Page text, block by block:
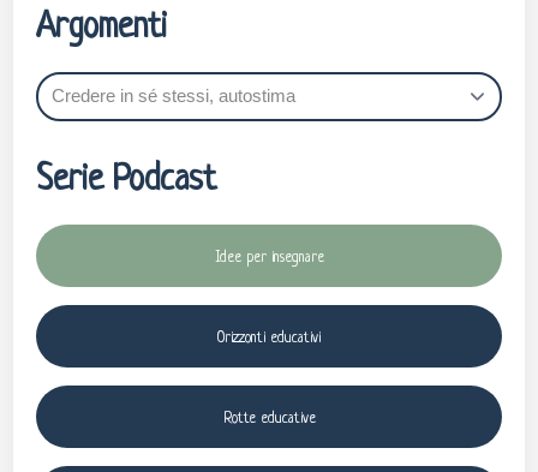
Argomenti
Serie Podcast
Idee per insegnare
Orizzonti educativi
Rotte educative